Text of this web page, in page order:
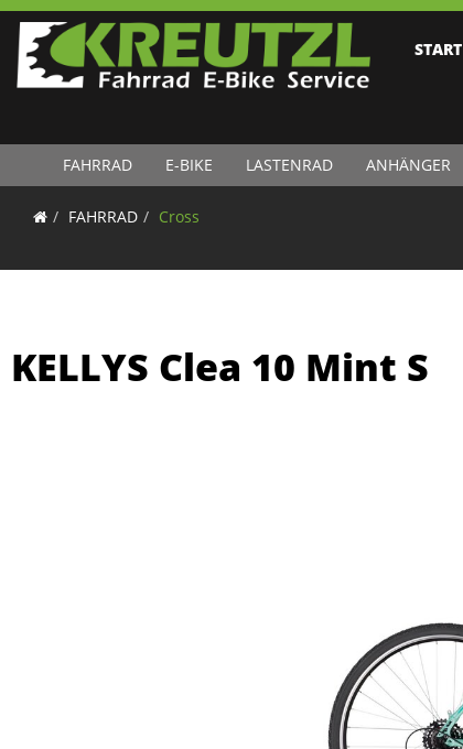
START
FAHRRAD E-BIKE LASTENRAD ANHÄNGER
FAHRRAD Cross
KELLYS Clea 10 Mint S